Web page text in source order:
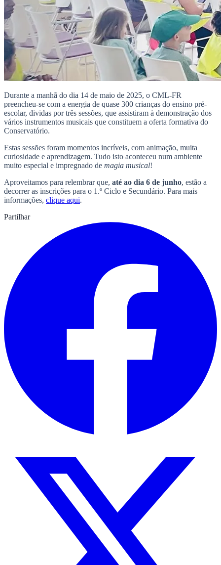
Durante a manhã do dia 14 de maio de 2025, o CML-FR
preencheu-se com a energia de quase 300 crianças do ensino pré-
escolar, dividas por três sessões, que assistiram à demonstração dos
vários instrumentos musicais que constituem a oferta formativa do
Conservatório.
Estas sessões foram momentos incríveis, com animação, muita
curiosidade e aprendizagem. Tudo isto aconteceu num ambiente
muito especial e impregnado de magia musical!
Aproveitamos para relembrar que, até ao dia 6 de junho, estão a
decorrer as inscrições para o 1.º Ciclo e Secundário. Para mais
informações, clique aqui.
Partilhar